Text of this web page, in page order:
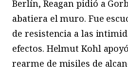
Berlín, Reagan pidió a
abatiera el muro. Fue
de resistencia a las
efectos. Helmut Kohl
rearme de misiles de